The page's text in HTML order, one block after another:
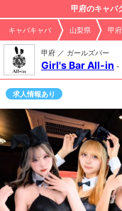
甲府のキャバ
キャバキャバ 山梨県 甲
甲府 ／ ガールズバー
Girl's Bar All-in -
求人情報あり